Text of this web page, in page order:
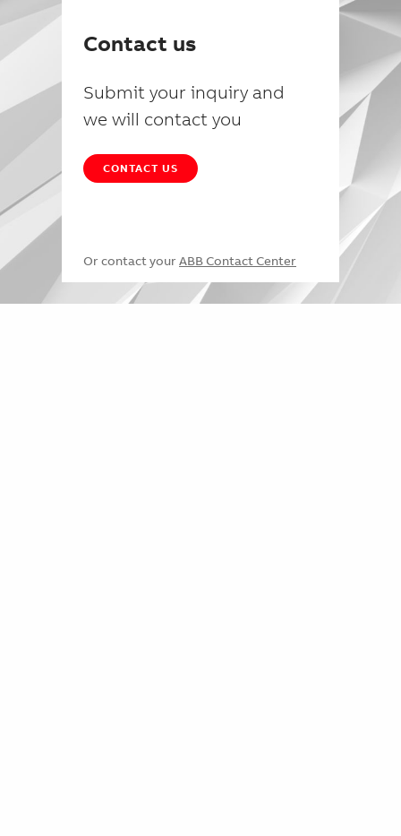
Contact us
Submit your inquiry and
we will contact you
CONTACT US
Or contact your ABB Contact Center